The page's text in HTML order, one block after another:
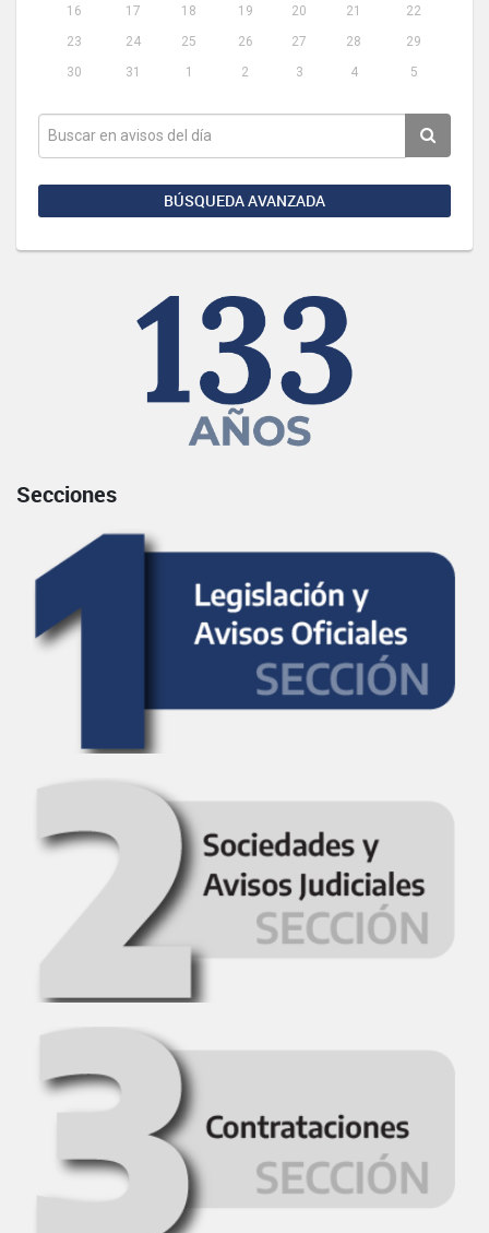
16
17 18 19 20 21
22
23
24 25 26 27 28
29
30
31 1 2 3 4 5
BÚSQUEDA AVANZADA
Secciones